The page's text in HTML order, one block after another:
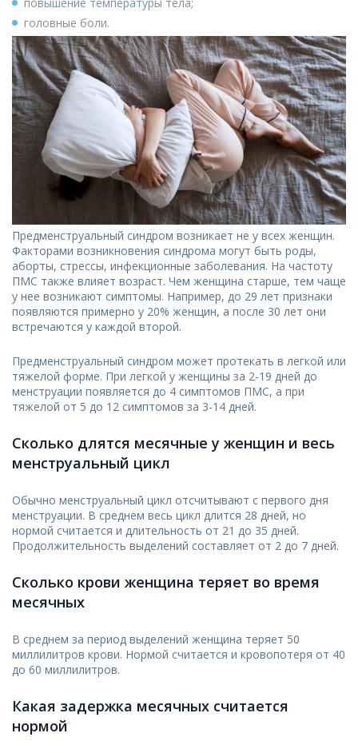
повышение температуры тела;
головные боли.
Предменструальный синдром возникает не у всех женщин.
Факторами возникновения синдрома могут быть роды,
аборты, стрессы, инфекционные заболевания. На частоту
ПМС также влияет возраст. Чем женщина старше, тем чаще
у нее возникают симптомы. Например, до 29 лет признаки
появляются примерно у 20% женщин, а после 30 лет они
встречаются у каждой второй.
Предменструальный синдром может протекать в легкой или
тяжелой форме. При легкой у женщины за 2-19 дней до
менструации появляется до 4 симптомов ПМС, а при
тяжелой от 5 до 12 симптомов за 3-14 дней.
Сколько длятся месячные у женщин и весь
менструальный цикл
Обычно менструальный цикл отсчитывают с первого дня
менструации. В среднем весь цикл длится 28 дней, но
нормой считается и длительность от 21 до 35 дней.
Продолжительность выделений составляет от 2 до 7 дней.
Сколько крови женщина теряет во время
месячных
В среднем за период выделений женщина теряет 50
миллилитров крови. Нормой считается и кровопотеря от 40
до 60 миллилитров.
Какая задержка месячных считается
нормой